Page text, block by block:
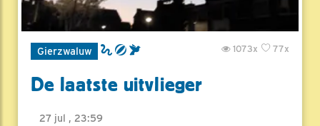
Gierzwaluw 77x
1073x
De laatste uitvlieger
27 jul , 23:59